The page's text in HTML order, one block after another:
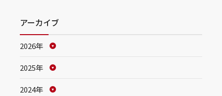
アーカイブ
2026年
2025年
2024年